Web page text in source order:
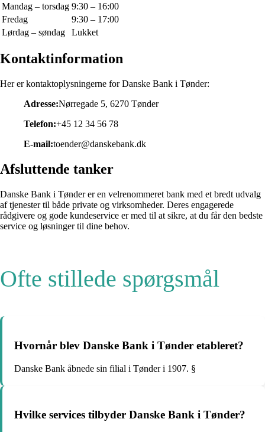
Mandag – torsdag 9:30 – 16:00
Fredag
9:30 – 17:00
Lørdag – søndag
Lukket
Kontaktinformation
Her er kontaktoplysningerne for Danske Bank i Tønder:
Adresse:Nørregade 5, 6270 Tønder
Telefon:+45 12 34 56 78
E-mail:toender@danskebank.dk
Afsluttende tanker
Danske Bank i Tønder er en velrenommeret bank med et bredt udvalg
af tjenester til både private og virksomheder. Deres engagerede
rådgivere og gode kundeservice er med til at sikre, at du får den bedste
service og løsninger til dine behov.
Ofte stillede spørgsmål
Hvornår blev Danske Bank i Tønder etableret?
Danske Bank åbnede sin filial i Tønder i 1907. §
Hvilke services tilbyder Danske Bank i Tønder?